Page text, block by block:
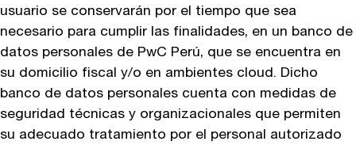
usuario se conservarán por el tiempo que sea
necesario para cumplir las finalidades, en un banco de
datos personales de PwC Perú, que se encuentra en
su domicilio fiscal y/o en ambientes cloud. Dicho
banco de datos personales cuenta con medidas de
seguridad técnicas y organizacionales que permiten
su adecuado tratamiento por el personal autorizado